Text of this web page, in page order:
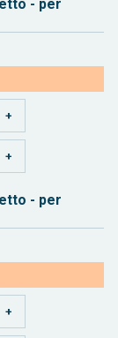
- per
- per